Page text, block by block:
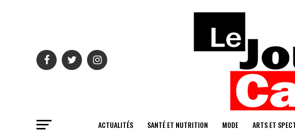
ACTUALITÉS SANTÉ ET NUTRITION MODE ARTS ET